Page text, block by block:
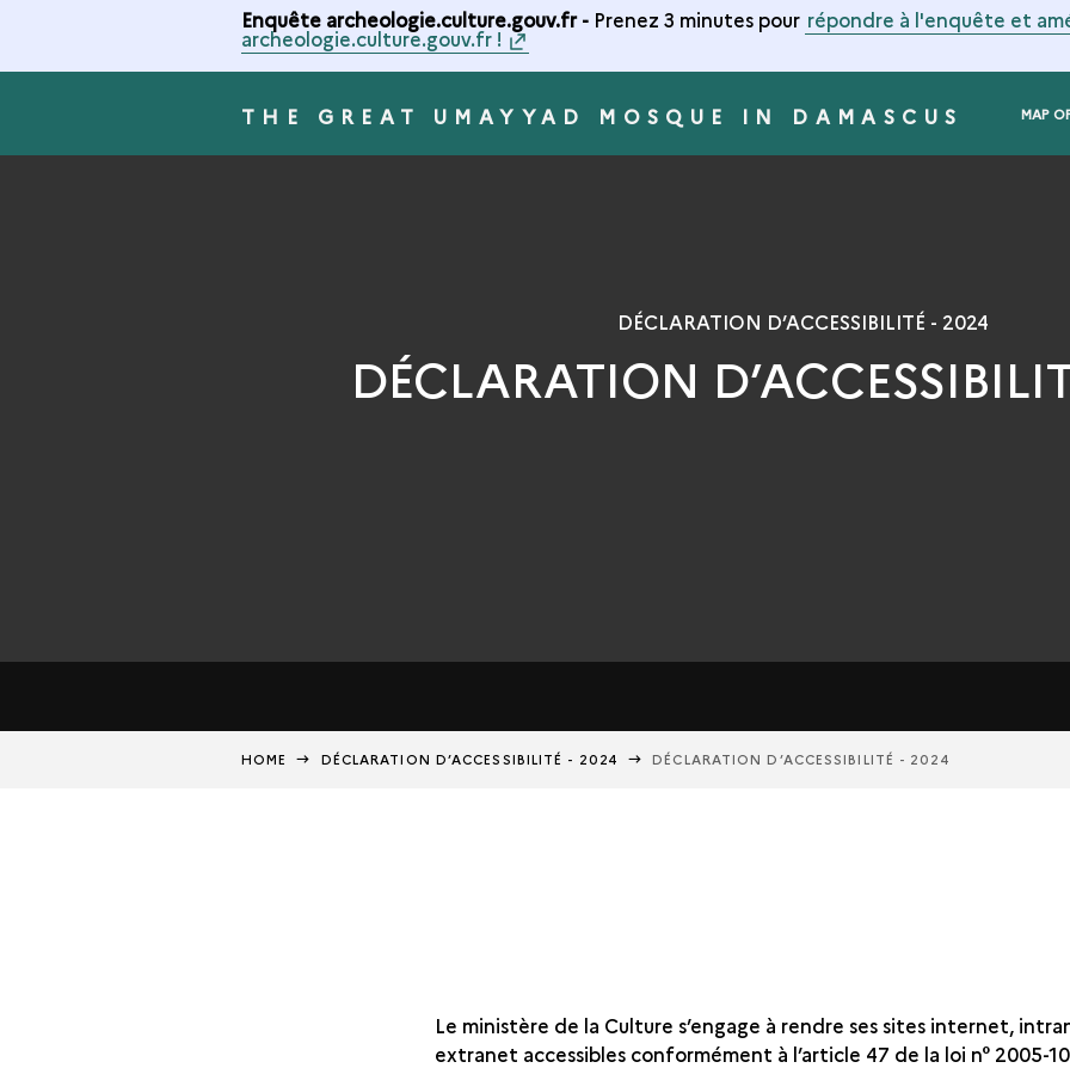
Enquête archeologie.culture.gouv.fr - Prenez 3 minutes pour répondre à l'enquête et
archeologie.culture.gouv.fr !
THE GREAT UMAYYAD MOSQUE IN DAMASCUS MAP
DÉCLARATION D’ACCESSIBILITÉ - 2024
DÉCLARATION
HOME DÉCLARATION D’ACCESSIBILITÉ - 2024 DÉCLARATION D’ACCESSIBILITÉ - 2024
Le ministère de la Culture s’engage à rendre ses sites internet,
extranet accessibles conformément à l’article 47 de la loi n° 2005-